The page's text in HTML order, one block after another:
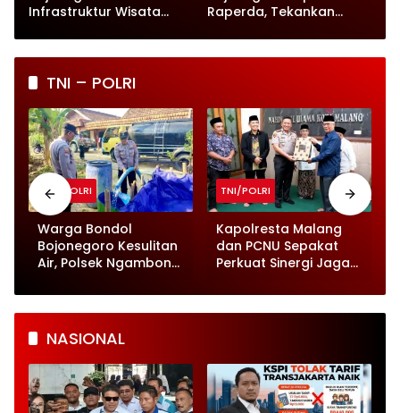
Infrastruktur Wisata
Prioritas
Raperda, Tekankan
TNI – POLRI
TNI/POLRI
Warga Bondol
Bojonegoro Kesulitan
Air, Polsek Ngambon
Bantuan
TNI/POLRI
Kapolresta Malang
dan PCNU Sepakat
Perkuat Sinergi Jaga
NASIONAL